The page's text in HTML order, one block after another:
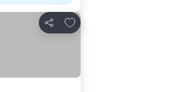
Compartir
Agregar a favoritos